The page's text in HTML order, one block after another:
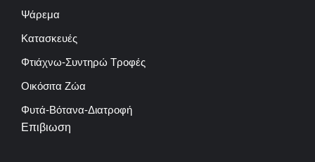
Ψάρεμα
Κατασκευές
Φτιάχνω-Συντηρώ Τροφές
Οικόσιτα Ζώα
Φυτά-Βότανα-Διατροφή
Επιβιωση